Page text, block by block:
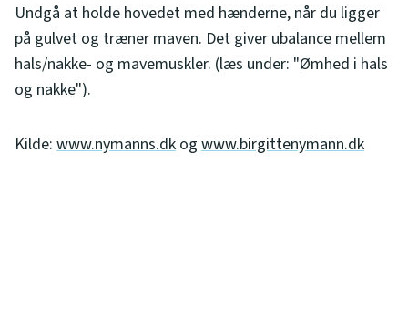
Undgå at holde hovedet med hænderne, når du ligger
på gulvet og træner maven. Det giver ubalance mellem
hals/nakke- og mavemuskler. (læs under: "Ømhed i hals
og nakke").
Kilde: www.nymanns.dk og www.birgittenymann.dk